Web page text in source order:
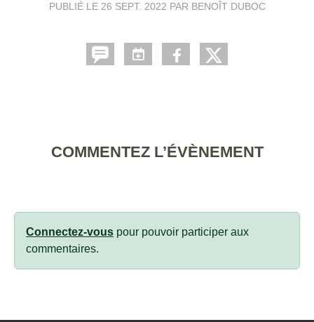
PUBLIÉ LE 26 SEPT. 2022 PAR BENOÎT DUBOC
COMMENTEZ L’ÉVÈNEMENT
Connectez-vous pour pouvoir participer aux
commentaires.